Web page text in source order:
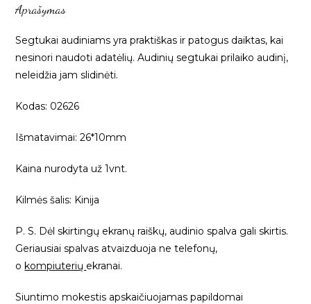
Aprašymas
Segtukai audiniams yra praktiškas ir patogus daiktas, kai
nesinori naudoti adatėlių. Audinių segtukai prilaiko audinį,
neleidžia jam slidinėti.
Kodas: 02626
Išmatavimai: 26*10mm
Kaina nurodyta už 1vnt.
Kilmės šalis: Kinija
P. S. Dėl skirtingų ekranų raiškų, audinio spalva gali skirtis.
Geriausiai spalvas atvaizduoja ne telefonų,
okompiuterių ekranai.
Siuntimo mokestis apskaičiuojamas papildomai